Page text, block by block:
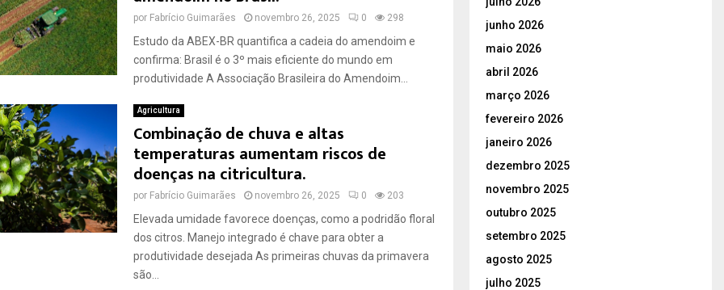
por Fabrício Guimarães novembro 26, 2025 0 298
Estudo da ABEX-BR quantifica a cadeia do amendoim e
confirma: Brasil é o 3º mais eficiente do mundo em
produtividade A Associação Brasileira do Amendoim...
Agricultura
Combinação de chuva e altas
temperaturas aumentam riscos de
doenças na citricultura.
por Fabrício Guimarães novembro 26, 2025 0 203
Elevada umidade favorece doenças, como a podridão floral
dos citros. Manejo integrado é chave para obter a
produtividade desejada As primeiras chuvas da primavera
são...
junho 2026
maio 2026
abril 2026
março 2026
fevereiro 2026
janeiro 2026
dezembro 2025
novembro 2025
outubro 2025
setembro 2025
agosto 2025
julho 2025